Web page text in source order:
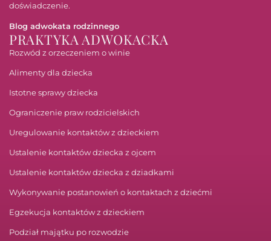
doświadczenie.
Blog adwokata rodzinnego
PRAKTYKA ADWOKACKA
Rozwód z orzeczeniem o winie
Alimenty dla dziecka
Istotne sprawy dziecka
Ograniczenie praw rodzicielskich
Uregulowanie kontaktów z dzieckiem
Ustalenie kontaktów dziecka z ojcem
Ustalenie kontaktów dziecka z dziadkami
Wykonywanie postanowień o kontaktach z dziećmi
Egzekucja kontaktów z dzieckiem
Podział majątku po rozwodzie